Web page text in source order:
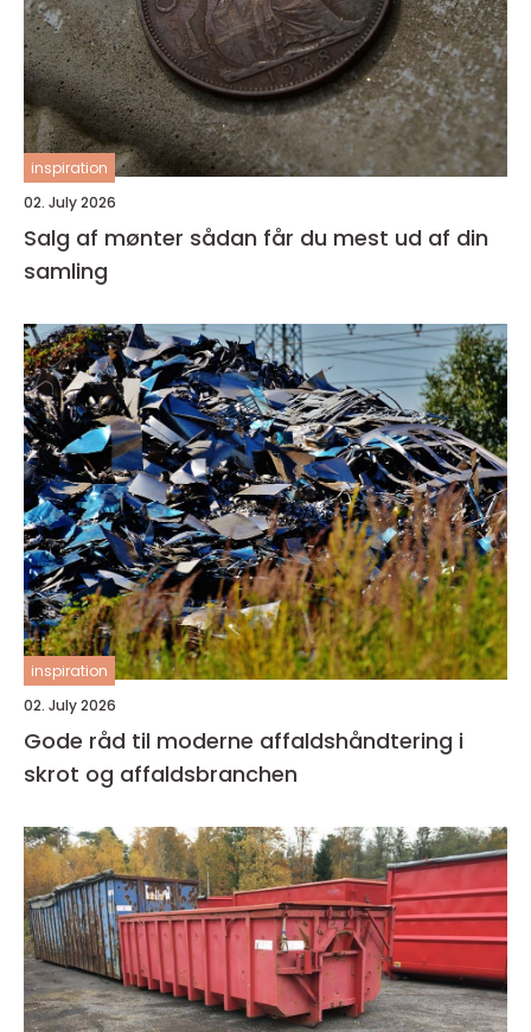
inspiration
02. July 2026
Salg af mønter sådan får du mest ud af din
samling
inspiration
02. July 2026
Gode råd til moderne affaldshåndtering i
skrot og affaldsbranchen